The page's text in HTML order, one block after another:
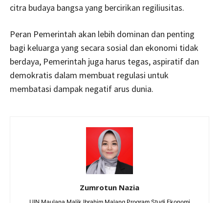
citra budaya bangsa yang bercirikan regiliusitas.
Peran Pemerintah akan lebih dominan dan penting
bagi keluarga yang secara sosial dan ekonomi tidak
berdaya, Pemerintah juga harus tegas, aspiratif dan
demokratis dalam membuat regulasi untuk
membatasi dampak negatif arus dunia.
Zumrotun Nazia